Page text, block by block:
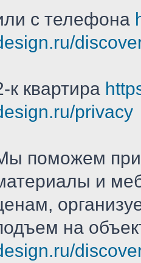
с телефона
к квартира
privacy
поможем
и
на